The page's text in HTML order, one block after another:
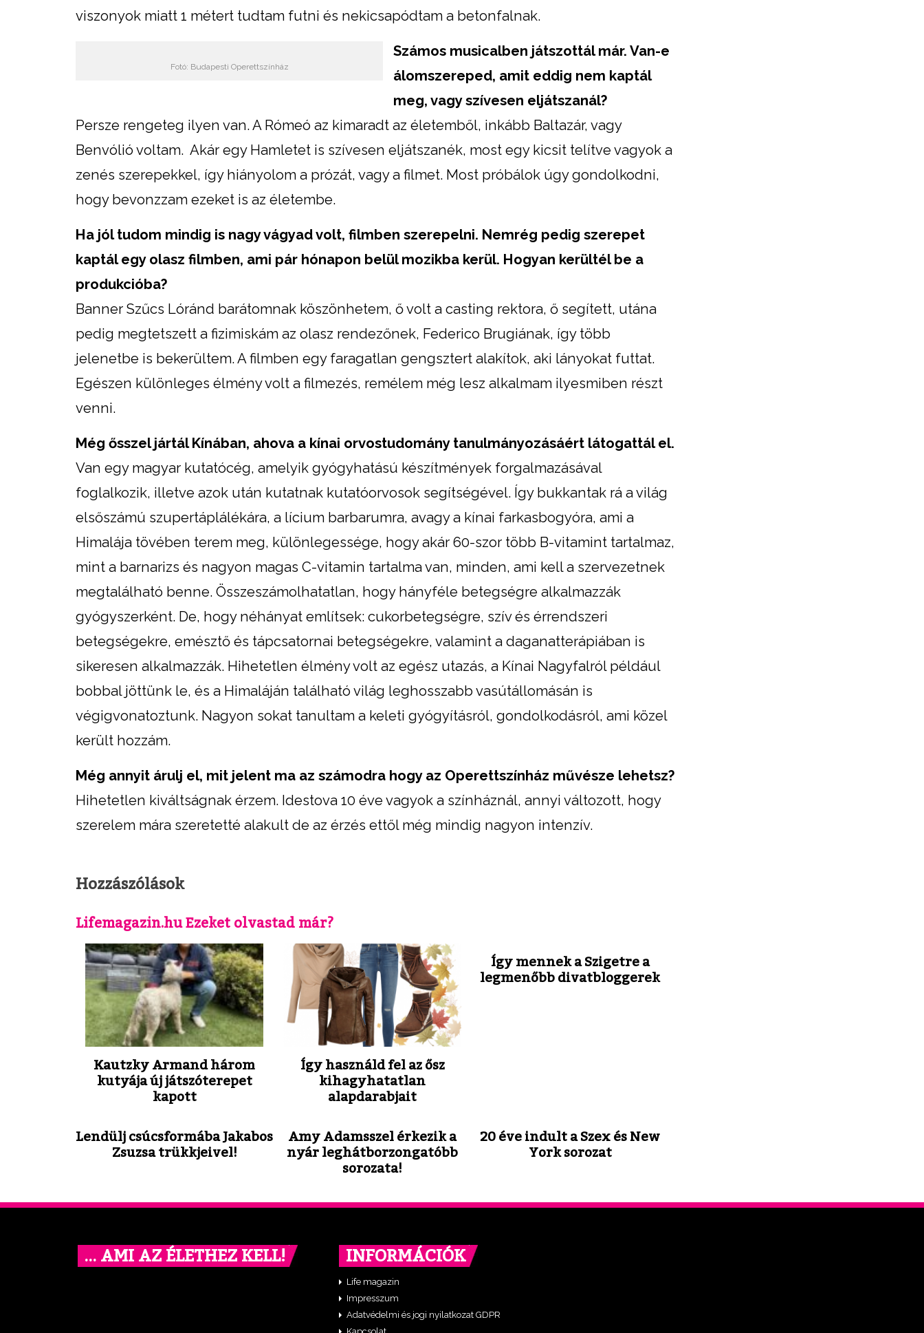
viszonyok miatt 1 métert tudtam futni és nekicsapódtam a betonfalnak.
Fotó: Budapesti Operettszínház
Számos musicalben játszottál már. Van-e
álomszereped, amit eddig nem kaptál
meg, vagy szívesen eljátszanál?
Persze rengeteg ilyen van. A Rómeó az kimaradt az életemből, inkább Baltazár, vagy
Benvólió voltam. Akár egy Hamletet is szívesen eljátszanék, most egy kicsit telítve vagyok a
zenés szerepekkel, így hiányolom a prózát, vagy a filmet. Most próbálok úgy gondolkodni,
hogy bevonzzam ezeket is az életembe.
Ha jól tudom mindig is nagy vágyad volt, filmben szerepelni. Nemrég pedig szerepet
kaptál egy olasz filmben, ami pár hónapon belül mozikba kerül. Hogyan kerültél be a
produkcióba?
Banner Szűcs Lóránd barátomnak köszönhetem, ő volt a casting rektora, ő segített, utána
pedig megtetszett a fizimiskám az olasz rendezőnek, Federico Brugiának, így több
jelenetbe is bekerültem. A filmben egy faragatlan gengsztert alakítok, aki lányokat futtat.
Egészen különleges élmény volt a filmezés, remélem még lesz alkalmam ilyesmiben részt
venni.
Még ősszel jártál Kínában, ahova a kínai orvostudomány tanulmányozásáért látogattál el.
Van egy magyar kutatócég, amelyik gyógyhatású készítmények forgalmazásával
foglalkozik, illetve azok után kutatnak kutatóorvosok segítségével. Így bukkantak rá a világ
elsőszámú szupertáplálékára, a lícium barbarumra, avagy a kínai farkasbogyóra, ami a
Himalája tövében terem meg, különlegessége, hogy akár 60-szor több B-vitamint tartalmaz,
mint a barnarizs és nagyon magas C-vitamin tartalma van, minden, ami kell a szervezetnek
megtalálható benne. Összeszámolhatatlan, hogy hányféle betegségre alkalmazzák
gyógyszerként. De, hogy néhányat említsek: cukorbetegségre, szív és érrendszeri
betegségekre, emésztő és tápcsatornai betegségekre, valamint a daganatterápiában is
sikeresen alkalmazzák. Hihetetlen élmény volt az egész utazás, a Kínai Nagyfalról például
bobbal jöttünk le, és a Himaláján található világ leghosszabb vasútállomásán is
végigvonatoztunk. Nagyon sokat tanultam a keleti gyógyításról, gondolkodásról, ami közel
került hozzám.
Még annyit árulj el, mit jelent ma az számodra hogy az Operettszínház művésze lehetsz?
Hihetetlen kiváltságnak érzem. Idestova 10 éve vagyok a színháznál, annyi változott, hogy
szerelem mára szeretetté alakult de az érzés ettől még mindig nagyon intenzív.
Hozzászólások
Lifemagazin.hu Ezeket olvastad már?
Kautzky Armand három
kutyája új játszóterepet
kapott
Így használd fel az ősz
kihagyhatatlan
alapdarabjait
Így mennek a Szigetre a
legmenőbb divatbloggerek
Lendülj csúcsformába Jakabos
Zsuzsa trükkjeivel!
Amy Adamsszel érkezik a
nyár leghátborzongatóbb
sorozata!
20 éve indult a Szex és New
York sorozat
… AMI AZ ÉLETHEZ KELL! INFORMÁCIÓK
Life magazin
Impresszum
Adatvédelmi és jogi nyilatkozat GDPR